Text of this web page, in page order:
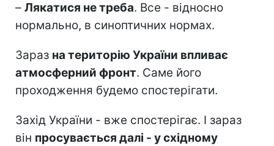
– Лякатися не треба. Все - відносно
нормально, в синоптичних нормах.
Зараз на територію України впливає
атмосферний фронт. Саме його
проходження будемо спостерігати.
Захід України - вже спостерігає. І зараз
він просувається далі - у східному